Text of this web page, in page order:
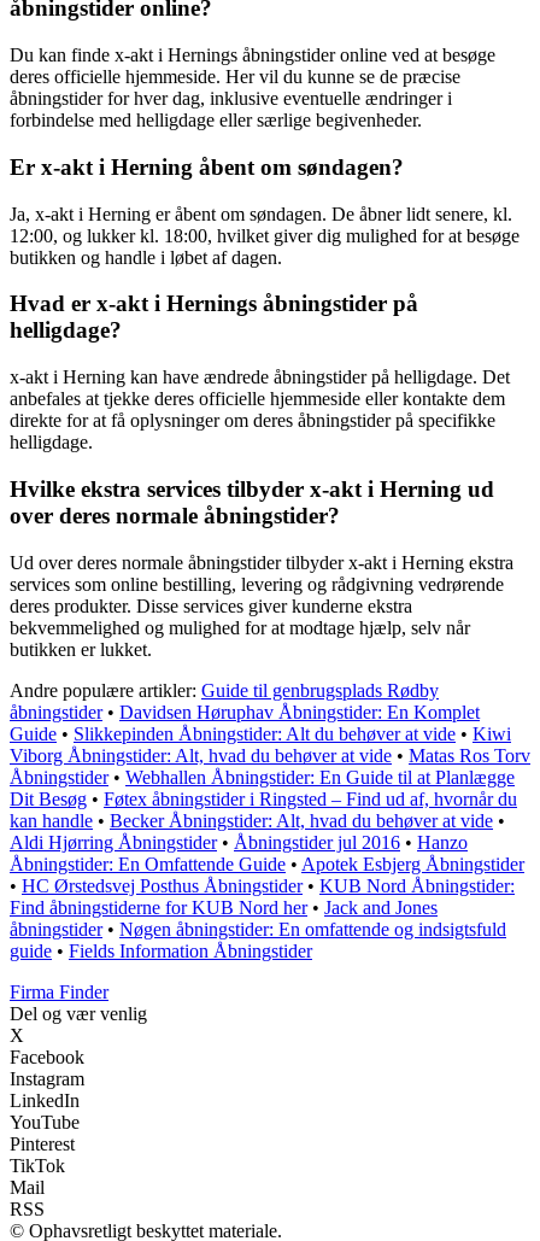
åbningstider online?
Du kan finde x-akt i Hernings åbningstider online ved at besøge
deres officielle hjemmeside. Her vil du kunne se de præcise
åbningstider for hver dag, inklusive eventuelle ændringer i
forbindelse med helligdage eller særlige begivenheder.
Er x-akt i Herning åbent om søndagen?
Ja, x-akt i Herning er åbent om søndagen. De åbner lidt senere, kl.
12:00, og lukker kl. 18:00, hvilket giver dig mulighed for at besøge
butikken og handle i løbet af dagen.
Hvad er x-akt i Hernings åbningstider på
helligdage?
x-akt i Herning kan have ændrede åbningstider på helligdage. Det
anbefales at tjekke deres officielle hjemmeside eller kontakte dem
direkte for at få oplysninger om deres åbningstider på specifikke
helligdage.
Hvilke ekstra services tilbyder x-akt i Herning ud
over deres normale åbningstider?
Ud over deres normale åbningstider tilbyder x-akt i Herning ekstra
services som online bestilling, levering og rådgivning vedrørende
deres produkter. Disse services giver kunderne ekstra
bekvemmelighed og mulighed for at modtage hjælp, selv når
butikken er lukket.
Andre populære artikler: Guide til genbrugsplads Rødby
åbningstider• Davidsen Høruphav Åbningstider: En Komplet
Guide • Slikkepinden Åbningstider: Alt du behøver at vide • Kiwi
Viborg Åbningstider: Alt, hvad du behøver at vide • Matas Ros Torv
Åbningstider• Webhallen Åbningstider: En Guide til at Planlægge
Dit Besøg • Føtex åbningstider i Ringsted – Find ud af, hvornår du
kan handle • Becker Åbningstider: Alt, hvad du behøver at vide •
Aldi Hjørring Åbningstider• Åbningstider jul 2016 • Hanzo
Åbningstider: En Omfattende Guide • Apotek Esbjerg Åbningstider
• HC Ørstedsvej Posthus Åbningstider• KUB Nord Åbningstider:
Find åbningstiderne for KUB Nord her• Jack and Jones
åbningstider• Nøgen åbningstider: En omfattende og indsigtsfuld
guide • Fields Information Åbningstider
Firma Finder
Del og vær venlig
X
Facebook
Instagram
LinkedIn
YouTube
Pinterest
TikTok
Mail
RSS
© Ophavsretligt beskyttet materiale.